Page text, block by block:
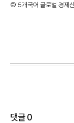
©'5개국어 글로벌 경제
댓글0